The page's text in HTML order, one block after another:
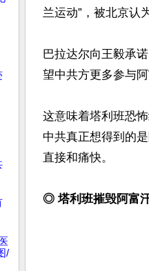
/
兰运动”，被北京认
巴拉达尔向王毅承
望中共方更多参与
这意味着塔利班恐
中共真正想得到的
直接和痛快。
◎ 塔利班摧毁阿富